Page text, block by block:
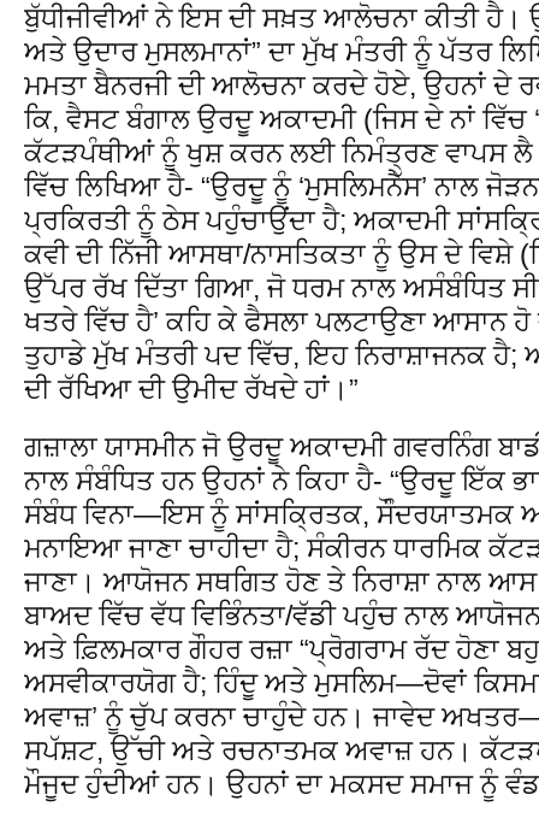
ਬੁੱਧੀਜੀਵੀਆਂ ਨੇ ਇਸ ਦੀ ਸਖ਼ਤ ਆਲੋਚਨਾ ਕੀਤੀ ਹੈ।
ਅਤੇ ਉਦਾਰ ਮੁਸਲਮਾਨਾਂ” ਦਾ ਮੁੱਖ ਮੰਤਰੀ ਨੂੰ ਪੱਤਰ
ਮਮਤਾ ਬੈਨਰਜੀ ਦੀ ਆਲੋਚਨਾ ਕਰਦੇ ਹੋਏ, ਉਹਨਾਂ ਦੇ
ਕਿ, ਵੈਸਟ ਬੰਗਾਲ ਉਰਦੂ ਅਕਾਦਮੀ (ਜਿਸ ਦੇ ਨਾਂ ਵਿੱਚ
ਕੱਟੜਪੰਥੀਆਂ ਨੂੰ ਖੁਸ਼ ਕਰਨ ਲਈ ਨਿਮੰਤ੍ਰਣ ਵਾਪਸ
ਵਿੱਚ ਲਿਖਿਆ ਹੈ- “ਉਰਦੂ ਨੂੰ ‘ਮੁਸਲਿਮਨੈੱਸ’ ਨਾਲ
ਪ੍ਰਕਿਰਤੀ ਨੂੰ ਠੇਸ ਪਹੁੰਚਾਉਂਦਾ ਹੈ; ਅਕਾਦਮੀ
ਕਵੀ ਦੀ ਨਿੱਜੀ ਆਸਥਾ/ਨਾਸਤਿਕਤਾ ਨੂੰ ਉਸ ਦੇ ਵਿਸ਼ੇ
ਉੱਪਰ ਰੱਖ ਦਿੱਤਾ ਗਿਆ, ਜੋ ਧਰਮ ਨਾਲ ਅਸੰਬੰਧਿਤ
ਖਤਰੇ ਵਿੱਚ ਹੈ’ ਕਹਿ ਕੇ ਫੈਸਲਾ ਪਲਟਾਉਣਾ ਆਸਾਨ ਹੋ
ਤੁਹਾਡੇ ਮੁੱਖ ਮੰਤਰੀ ਪਦ ਵਿੱਚ, ਇਹ ਨਿਰਾਸ਼ਾਜਨਕ ਹੈ;
ਦੀ ਰੱਖਿਆ ਦੀ ਉਮੀਦ ਰੱਖਦੇ ਹਾਂ।”
ਗਜ਼ਾਲਾ ਯਾਸਮੀਨ ਜੋ ਉਰਦੂ ਅਕਾਦਮੀ ਗਵਰਨਿੰਗ
ਨਾਲ ਸੰਬੰਧਿਤ ਹਨ ਉਹਨਾਂ ਨੇ ਕਿਹਾ ਹੈ- “ਉਰਦੂ ਇੱਕ
ਸੰਬੰਧ ਵਿਨਾ—ਇਸ ਨੂੰ ਸਾਂਸਕ੍ਰਿਤਕ, ਸੌੰਦਰਯਾਤਮਕ
ਮਨਾਇਆ ਜਾਣਾ ਚਾਹੀਦਾ ਹੈ; ਸੰਕੀਰਨ ਧਾਰਮਿਕ
ਜਾਣਾ। ਆਯੋਜਨ ਸਥਗਿਤ ਹੋਣ ਤੇ ਨਿਰਾਸ਼ਾ ਨਾਲ ਆਸ
ਬਾਅਦ ਵਿੱਚ ਵੱਧ ਵਿਭਿੰਨਤਾ/ਵੱਡੀ ਪਹੁੰਚ ਨਾਲ
ਅਤੇ ਫ਼ਿਲਮਕਾਰ ਗੌਹਰ ਰਜ਼ਾ “ਪ੍ਰੋਗਰਾਮ ਰੱਦ ਹੋਣਾ
ਅਸਵੀਕਾਰਯੋਗ ਹੈ; ਹਿੰਦੂ ਅਤੇ ਮੁਸਲਿਮ—ਦੋਵਾਂ
ਅਵਾਜ਼’ ਨੂੰ ਚੁੱਪ ਕਰਨਾ ਚਾਹੁੰਦੇ ਹਨ। ਜਾਵੇਦ
ਸਪੱਸ਼ਟ, ਉੱਚੀ ਅਤੇ ਰਚਨਾਤਮਕ ਅਵਾਜ਼ ਹਨ।
ਮੌਜੂਦ ਹੁੰਦੀਆਂ ਹਨ। ਉਹਨਾਂ ਦਾ ਮਕਸਦ ਸਮਾਜ ਨੂੰ